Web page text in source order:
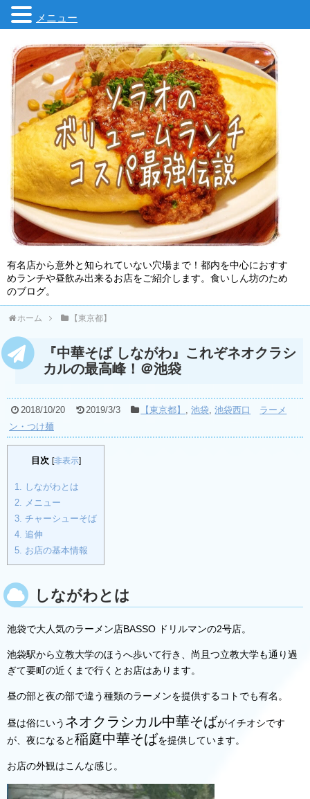
有名店から意外と知られていない穴場まで！都内を中心におすす
めランチや昼飲み出来るお店をご紹介します。食いしん坊のため
のブログ。
ホーム 【東京都】
『中華そば しながわ』これぞネオクラシ
カルの最高峰！＠池袋
2018/10/20 2019/3/3 【東京都】 ,池袋,池袋西口
ラーメ
ン・つけ麺
目次 [非表示]
1.
しながわとは
2.
メニュー
3. チャーシューそば
4. 追伸
5. お店の基本情報
しながわとは
池袋で大人気のラーメン店BASSO ドリルマンの2号店。
池袋駅から立教大学のほうへ歩いて行き、尚且つ立教大学も通り過
ぎて要町の近くまで行くとお店はあります。
昼の部と夜の部で違う種類のラーメンを提供するコトでも有名。
昼は俗にいう ネオクラシカル中華そばがイチオシです
が、夜になると稲庭中華そばを提供しています。
お店の外観はこんな感じ。
メニュー